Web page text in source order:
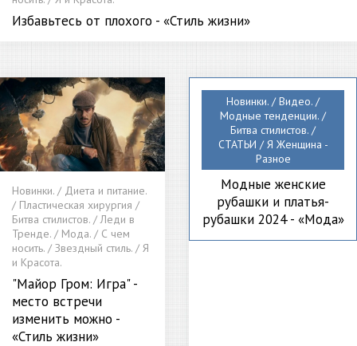
Избавьтесь от плохого - «Стиль жизни»
Новинки. / Диета и питание.
/ Пластическая хирургия /
Битва стилистов. / Леди в
Тренде. / Мода. / С чем
носить. / Звездный стиль. / Я
и Красота.
"Майор Гром: Игра" -
место встречи
изменить можно -
«Стиль жизни»
Новинки. / Видео. /
Модные тенденции. /
Битва стилистов. /
СТАТЬИ / Я Женщина -
Разное
Модные женские
рубашки и платья-
рубашки 2024 - «Мода»